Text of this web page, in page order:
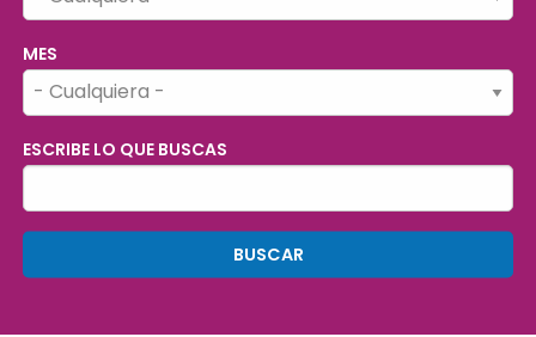
MES
ESCRIBE LO QUE BUSCAS